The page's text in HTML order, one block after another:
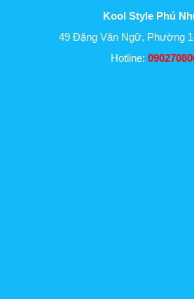
Kool Style Phú
49 Đặng Văn Ngữ, Phường
Hotline: